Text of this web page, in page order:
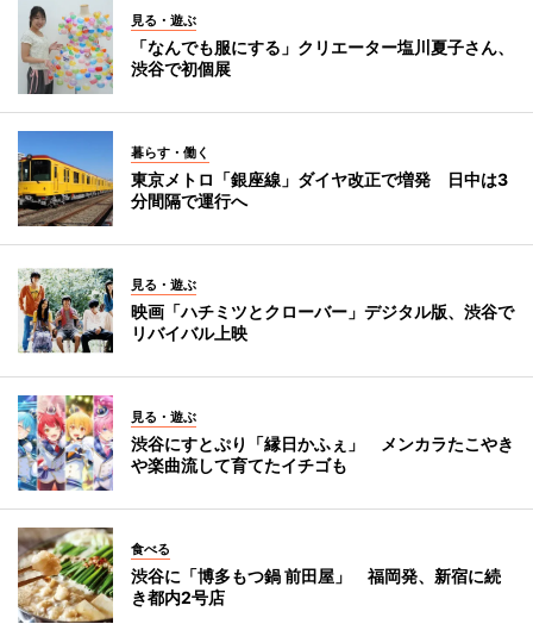
見る・遊ぶ
「なんでも服にする」クリエーター塩川夏子さん、
渋谷で初個展
暮らす・働く
東京メトロ「銀座線」ダイヤ改正で増発 日中は3
分間隔で運行へ
見る・遊ぶ
映画「ハチミツとクローバー」デジタル版、渋谷で
リバイバル上映
見る・遊ぶ
渋谷にすとぷり「縁日かふぇ」 メンカラたこやき
や楽曲流して育てたイチゴも
食べる
渋谷に「博多もつ鍋 前田屋」 福岡発、新宿に続
き都内2号店